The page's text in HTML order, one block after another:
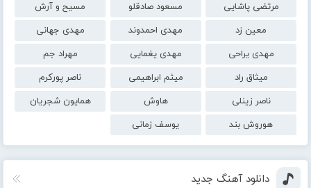
مرتضی پاشایی
مسعود صادقلو
مسیح و آرش
معین زد
مهدی احمدوند
مهدی جهانی
مهدی یراحی
مهدی یغمایی
مهراد جم
میثاق راد
میثم ابراهیمی
ناصر پورکرم
ناصر زینلی
هاوش
همایون شجریان
هوروش بند
یوسف زمانی
دانلود آهنگ جدید